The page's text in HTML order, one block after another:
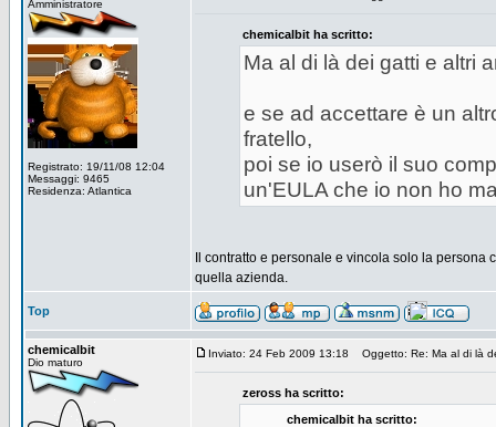
Amministratore
Registrato: 19/11/08 12:04
Messaggi: 9465
Residenza: Atlantica
chemicalbit ha scritto:
Ma al di là dei gatti e altri
e se ad accettare è un
fratello,
poi se io userò il suo
un'EULA che io non ho
Il contratto e personale e vincola solo la
quella azienda.
Top
chemicalbit
Dio maturo
Inviato: 24 Feb 2009 13:18 Oggetto: Re: Ma al di là
zeross ha scritto:
chemicalbit ha scritto: